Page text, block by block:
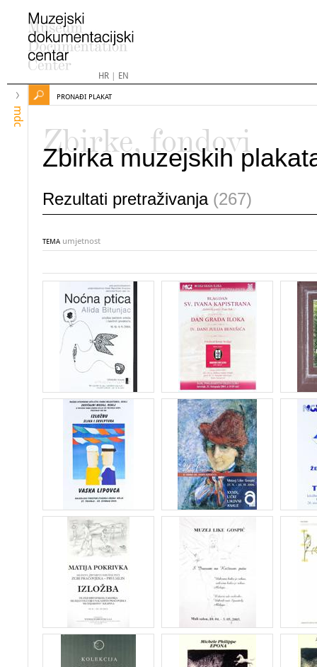
HR| EN
mdc
PRONAĐI PLAKAT
Zbirke, fondovi
Zbirka muzejskih
Rezultati pretraživanja (267)
TEMA umjetnost